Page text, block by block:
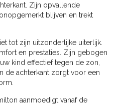
Zijn opvallende
blijven en trekt
tot zijn uitzonderlijke uiterlijk.
en prestaties. Zijn gebogen
kind effectief tegen de zon,
de achterkant zorgt voor een
aanmoedigt vanaf de